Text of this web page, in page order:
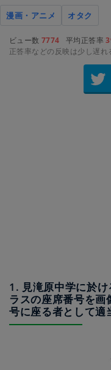
漫画・アニメ オタク
ビュー数 7774 平均正答率
正答率などの反映は少し遅れ
1. 見滝原中学に於
ラスの座席番号を
号に座る者として適